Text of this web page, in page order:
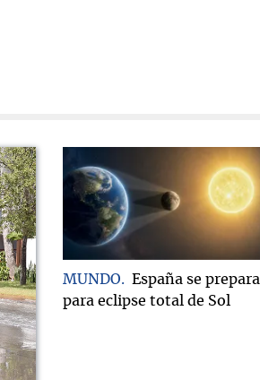
MUNDO
España se prepara
para eclipse total de Sol